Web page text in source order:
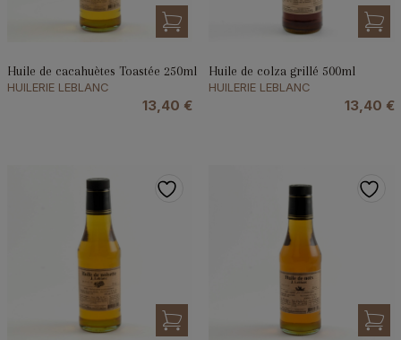
Huile de cacahuètes Toastée 250ml
HUILERIE LEBLANC
13,40 €
Huile de colza grillé 500ml
HUILERIE LEBLANC
13,40 €